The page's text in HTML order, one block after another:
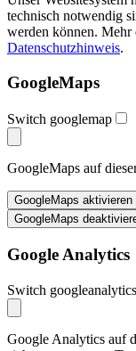
technisch notwendig
werden können. Mehr
Datenschutzhinweis.
GoogleMaps
Switch googlemap
GoogleMaps auf
Google Analytics
Switch googleanalytics
Google Analytics auf